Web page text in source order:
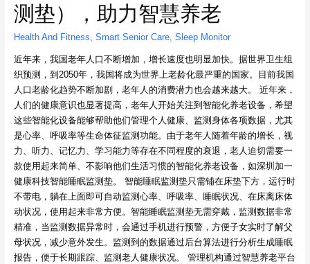
测垫），助力智慧养老
Health And Fitness Smart Senior Care, Sleep Monitor
近年来，我国老年人口不断增加，增长速度也明显加快。据世界卫生组
织预测，到2050年，我国将成为世界上老龄化最严重的国家。目前我国
人口老龄化趋势不断加剧，老年人的消费潜力也会越来越大。 近年来，
人们的健康意识也显著提高，老年人开始关注到智能化养老设备，希望
这些智能化设备能够帮助他们管理个人健康、监测身体各项数据，尤其
是心率、呼吸率等生命体征监测功能。由于老年人随着年龄的增长，视
力、听力、记忆力、学习能力等存在不同程度的衰退，老人迫切需要一
款使用起来简单、不影响他们生活习惯的智能化养老设备，如深圳加一
健康科技智能睡眠监测垫。 智能睡眠监测垫只需铺在床垫下方，运行时
不带电，躺在上面即可自动监测心率、呼吸率、睡眠状况、在床离床体
动状况，使用起来非常方便。智能睡眠监测垫无需穿戴，监测数据非常
精准，当监测数据异常时，会通过手机进行预警，方便子女实时了解父
母状况，减少意外发生。监测到的数据通过后台算法进行分析生成睡眠
报告，便于长期跟踪、监测老人健康状况。 管理机构通过智慧养老平台